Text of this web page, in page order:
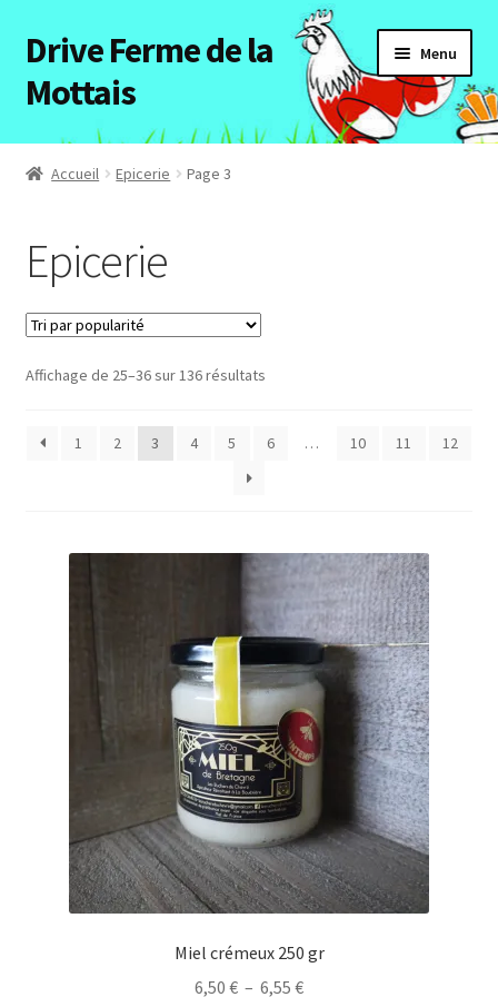
Aller
à
la
navigation
Aller
au
contenu
Drive Ferme de la
Mottais
Menu
Accueil
Volailles
Fruits et légumes
Porc
Cosmétique
Boisson
Notre ferme
Accueil Epicerie Page 3
Epicerie
Affichage de 25–36 sur 136 résultats
1 2 3 4 5 6 … 10 11 12
Miel crémeux 250 gr
6,50 € – 6,55 €Plage